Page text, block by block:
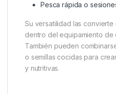
Pesca rápida o
Su versatilidad las
dentro del equipamiento de
También pueden
o semillas cocidas para
y nutritivas.